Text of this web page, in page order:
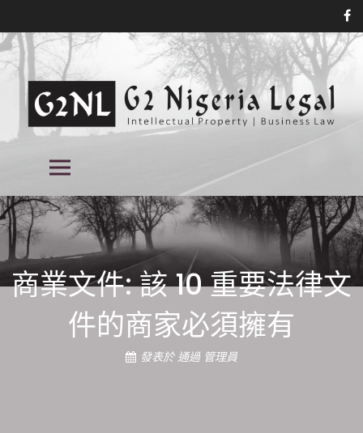
到
內
尼日利亞商標律師事務所, 尼日利亞的
專利律師事務所, 尼日利亞的知識產權
律師事務所,
尼日利亞商標律師事務所, 尼日利亞的專利律師事務所, 知識產權律師事務所
在尼日利亞, 尼日利亞的知識產權律師事務所
商業文件: 該 10 重要法律文
件的商家必須擁有
發表於 通過 管理員